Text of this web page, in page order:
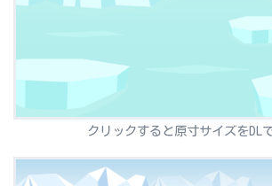
クリックすると原寸サイズをDL